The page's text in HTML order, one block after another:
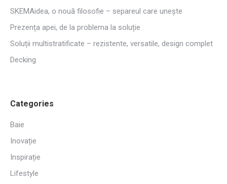
SKEMAidea, o nouă filosofie – separeul care unește
Prezența apei, de la problema la soluție
Soluții multistratificate – rezistente, versatile, design complet
Decking
Categories
Baie
Inovație
Inspirație
Lifestyle